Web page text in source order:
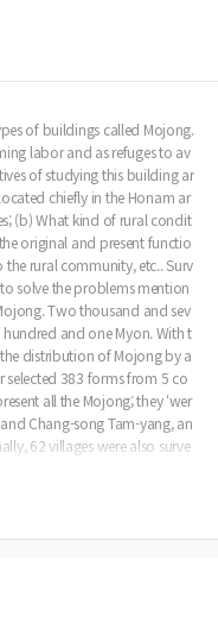
나 아니거나에 相關없이 部落
靑壯年을 中心으로 모든 年齡
浮刻되어 있다. 茅亭은 또한 婦
갖고 있은 또한 婦女子는 使
. (4) 茅亭은 방이 딸려 있지 않
茅亭 名稱의 建物이 있기는 하
部落民이 便宜上 “茅亭” “우산
기는 部落의 戶數에 따라 決定되
적은 規模의 亭子이 있다. 傳
막고 또는 層階를 만들어 老少
四角形의 建築樣式이 一般的
아 볼 수 있었다. (5) 茅亭은 山
다 內陸地方에 많다. 茅亭은 水
로써, 山間地帶는 田作農業이
는 場所가 많기 때문에 休息場所
定되었고, 다음 島嶼地方에
밭이 많고 婦女子가 主로 農耕
째 바람이 많고 그러므로써 茅亭
等을 指摘할 수 있었다. (6) 典
有建物인 茅亭이 全羅道에 發
, 둘째 李朝네 있어 全羅道는
of buildings called Mojong.
labor and as refuges to av
of studying this building ar
chiefly in the Honam ar
(b) What kind of rural condit
original and present functio
rural community, etc.. Surv
solve the problems mention
Two thousand and sev
and one Myon. With t
distribution of Mojong by a
selected 383 forms from 5 co
all the Mojong; they ‘wer
Chang-song Tam-yang, an
62 villages were also surve
visited many villages an
conclusions; (1) The same b
used in this paper. (2) T